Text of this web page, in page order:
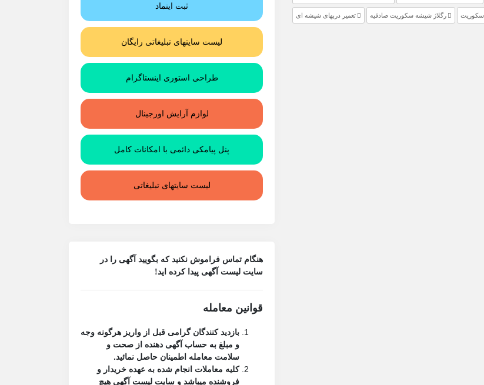
سکوریت رگلاژ شیشه سکوریت صادقیه تعمیر دربهای شیشه ای
ثبت اینماد
لیست سایتهای تبلیغاتی رایگان
طراحی استوری اینستاگرام
لوازم آرایش اورجینال
پنل پیامکی دائمی با امکانات کامل
لیست سایتهای تبلیغاتی
هنگام تماس فراموش نکنید که بگویید آگهی را در
سایت لیست آگهی پیدا کرده اید!
قوانین معامله
بازدید کنندگان گرامی قبل از واریز هرگونه وجه
و مبلغ به حساب آگهی دهنده از صحت و
سلامت معامله اطمینان حاصل نمائید.
کلیه معاملات انجام شده به عهده خریدار و
فروشنده میباشد و سایت لیست آگهی هیچ